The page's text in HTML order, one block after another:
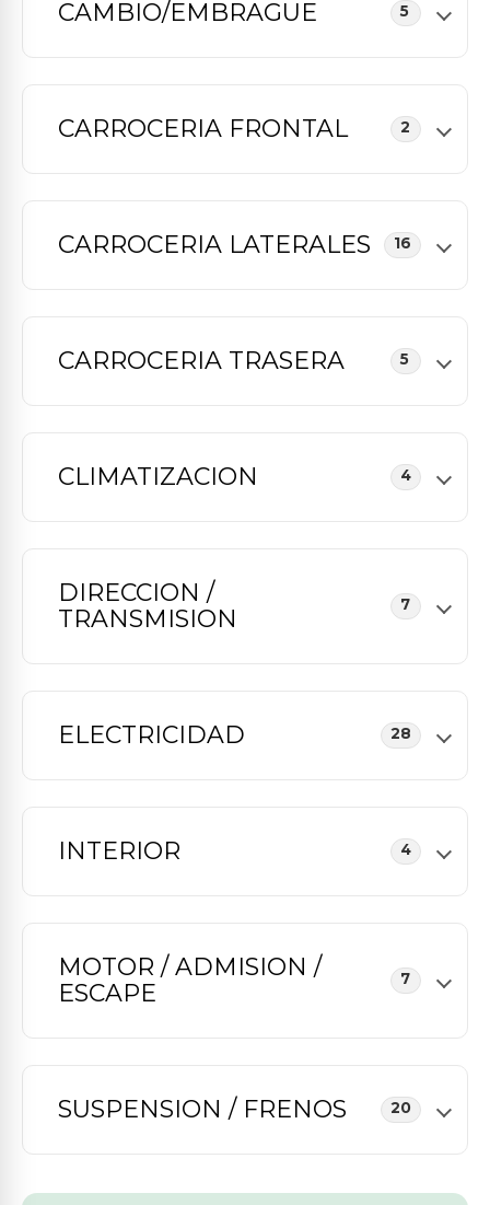
CAMBIO/EMBRAGUE 5
CARROCERIA FRONTAL 2
CARROCERIA LATERALES 16
CARROCERIA TRASERA 5
CLIMATIZACION 4
DIRECCION /
TRANSMISION
7
ELECTRICIDAD 28
INTERIOR 4
MOTOR / ADMISION /
ESCAPE
7
SUSPENSION / FRENOS 20